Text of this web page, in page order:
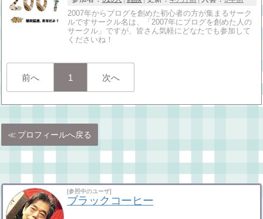
2007年からブログを創めた初心者の方が集まるサーク
ルですサークル名は、「2007年にブログを創めた人の
サークル」ですが、皆さん気軽にどなたでも参加して
くださいね！
前へ 1 次へ
プロフィールへ戻る
[参照中のユーザ]
ブラックコーヒー